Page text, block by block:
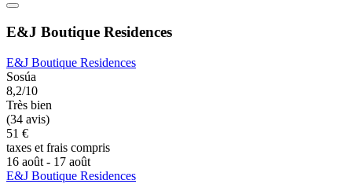
E&J Boutique Residences
E&J Boutique Residences
Sosúa
8,2/10
Très bien
(34 avis)
51 €
taxes et frais compris
16 août - 17 août
E&J Boutique Residences